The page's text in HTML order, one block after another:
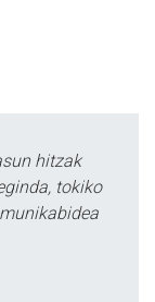
hitzak
tokiko